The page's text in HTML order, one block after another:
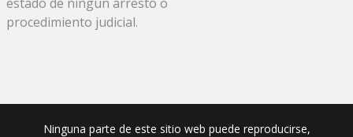
procedimiento judicial.
Ninguna parte de este sitio web puede reproducirse,